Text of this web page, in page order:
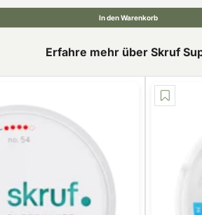
In den Warenkorb
Erfahre mehr über Skruf